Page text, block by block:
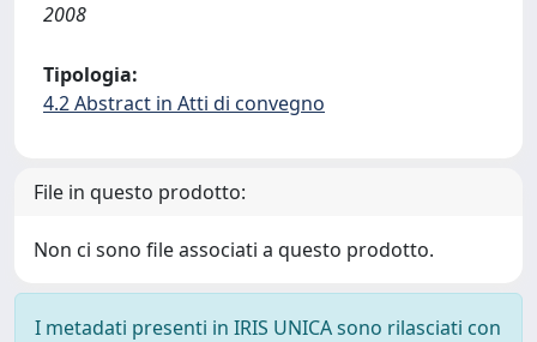
2008
Tipologia:
4.2 Abstract in Atti di convegno
File in questo prodotto:
Non ci sono file associati a questo prodotto.
I metadati presenti in IRIS UNICA sono rilasciati con